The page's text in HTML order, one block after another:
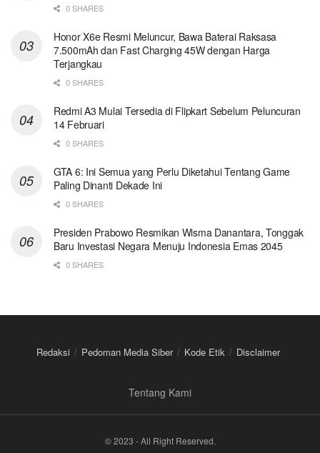
0 SHARES
Honor X6e Resmi Meluncur, Bawa Baterai Raksasa
7.500mAh dan Fast Charging 45W dengan Harga
Terjangkau
0 SHARES
Redmi A3 Mulai Tersedia di Flipkart Sebelum Peluncuran
14 Februari
0 SHARES
GTA 6: Ini Semua yang Perlu Diketahui Tentang Game
Paling Dinanti Dekade Ini
0 SHARES
Presiden Prabowo Resmikan Wisma Danantara, Tonggak
Baru Investasi Negara Menuju Indonesia Emas 2045
0 SHARES
Redaksi Pedoman Media Siber Kode Etik Disclaimer
Tentang Kami
© 2023 - All Right Reserved.